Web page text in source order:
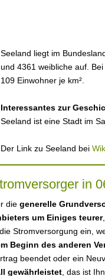
Seeland liegt im
und 4361 weibliche auf.
109 Einwohner je km².
Interessantes zur
Seeland ist eine Stadt im
Der Link zu Seeland bei
in
die generelle
um Einiges teurer
Stromversorgung ein,
Beginn des anderen
beendet oder ein
gewährleistet , das ist